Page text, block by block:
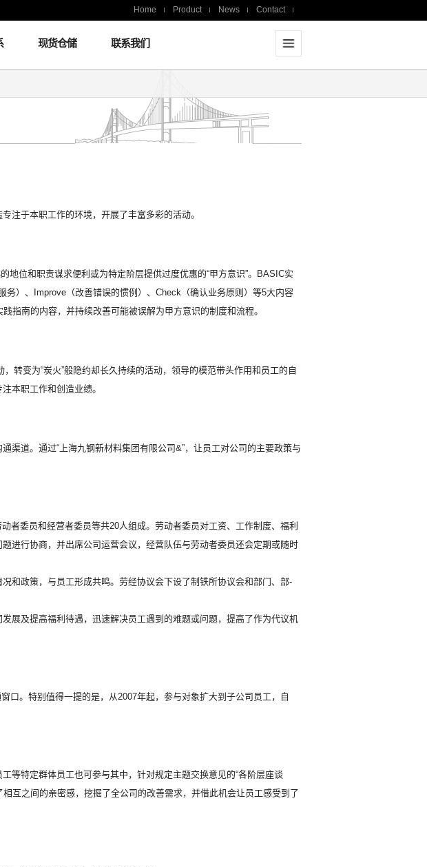
Home Product News Contact
现货仓储 联系我们
注于本职工作的环境，开展了丰富多彩的活动。
地位和职责谋求便利或为特定阶层提供过度优惠的“甲方意识”。BASIC实
）、Improve（改善错误的惯例）、Check（确认业务原则）等5大内容
指南的内容，并持续改善可能被误解为甲方意识的制度和流程。
转变为“炭火”般隐约却长久持续的活动，领导的模范带头作用和员工的自
本职工作和创造业绩。
渠道。通过“ 上海九钢新材料集团有限公司&”，让员工对公司的主要政策与
者委员和经营者委员等共20人组成。劳动者委员对工资、工作制度、福利
进行协商，并出席公司运营会议，经营队伍与劳动者委员还会定期或随时
和政策，与员工形成共鸣。劳经协议会下设了制铁所协议会和部门、部-
展及提高福利待遇，迅速解决员工遇到的难题或问题，提高了作为代议机
口。特别值得一提的是，从2007年起，参与对象扩大到子公司员工，自
等特定群体员工也可参与其中，针对规定主题交换意见的“各阶层座谈
互之间的亲密感，挖掘了全公司的改善需求，并借此机会让员工感受到了